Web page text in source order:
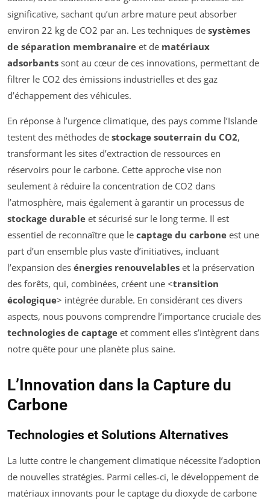
significative, sachant qu’un arbre mature peut absorber
environ 22 kg de CO2 par an. Les techniques de systèmes
de séparation membranaire et de matériaux
adsorbants sont au cœur de ces innovations, permettant de
filtrer le CO2 des émissions industrielles et des gaz
d’échappement des véhicules.
En réponse à l’urgence climatique, des pays comme l’Islande
testent des méthodes de stockage souterrain du CO2,
transformant les sites d’extraction de ressources en
réservoirs pour le carbone. Cette approche vise non
seulement à réduire la concentration de CO2 dans
l’atmosphère, mais également à garantir un processus de
stockage durable et sécurisé sur le long terme. Il est
essentiel de reconnaître que le captage du carbone est une
part d’un ensemble plus vaste d’initiatives, incluant
l’expansion des énergies renouvelables et la préservation
des forêts, qui, combinées, créent une <transition
écologique> intégrée durable. En considérant ces divers
aspects, nous pouvons comprendre l’importance cruciale des
technologies de captage et comment elles s’intègrent dans
notre quête pour une planète plus saine.
L’Innovation dans la Capture du
Carbone
Technologies et Solutions Alternatives
La lutte contre le changement climatique nécessite l’adoption
de nouvelles stratégies. Parmi celles-ci, le développement de
matériaux innovants pour le captage du dioxyde de carbone